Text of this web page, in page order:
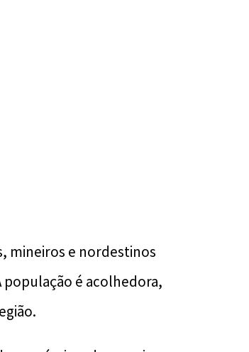
mineiros e nordestinos
é acolhedora,